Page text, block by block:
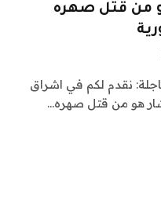
من قتل صهره
عالمية عاجلة: نقدم لكم في اشراق